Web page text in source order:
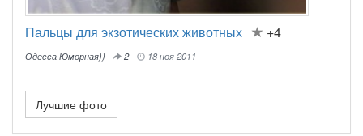
Пальцы для экзотических животных +4
Одесса Юморная)) 2 18 ноя 2011
Лучшие фото